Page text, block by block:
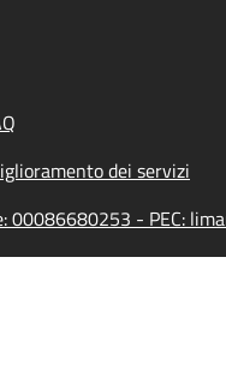
dei servizi
00086680253 - PEC: